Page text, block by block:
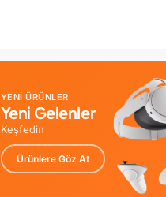
YENİ ÜRÜNLER
Yeni Gelenler
Keşfedin
Ürünlere Göz At